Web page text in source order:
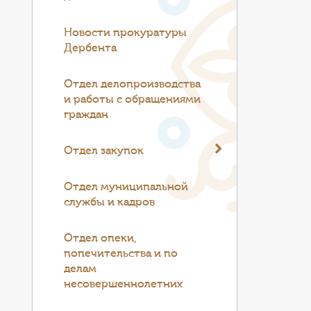
Новости прокуратуры
Дербента
Отдел делопроизводства
и работы с обращениями
граждан
Отдел закупок
Отдел муниципальной
службы и кадров
Отдел опеки,
попечительства и по
делам
несовершеннолетних